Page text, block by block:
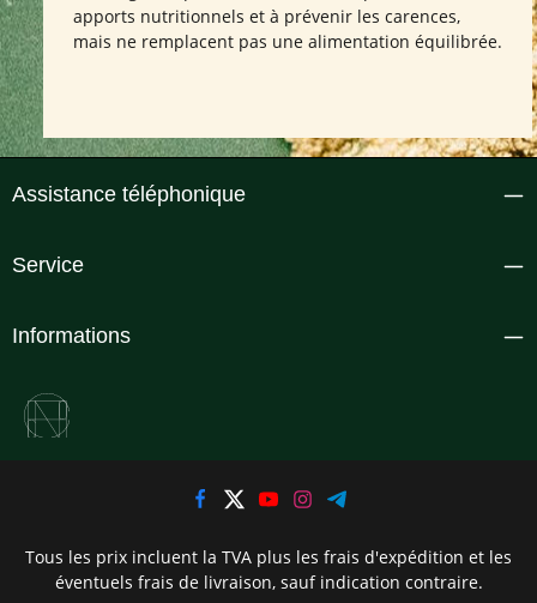
apports nutritionnels et à prévenir les carences,
mais ne remplacent pas une alimentation équilibrée.
Assistance téléphonique
Service
Informations
Tous les prix incluent la TVA plus les frais d'expédition et les
éventuels frais de livraison, sauf indication contraire.